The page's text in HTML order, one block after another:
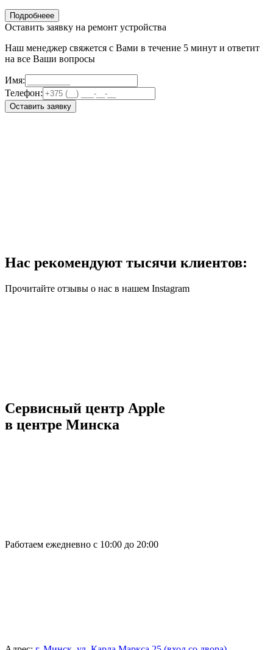
Подробнеее
Оставить заявку на ремонт устройства
Наш менеджер свяжется с Вами в течение 5 минут и ответит
на все Ваши вопросы
Имя:
Телефон:
Оставить заявку
Нас рекомендуют тысячи клиентов:
Прочитайте отзывы о нас в нашем Instagram
Сервисный центр Apple
в центре Минска
Работаем ежедневно с 10:00 до 20:00